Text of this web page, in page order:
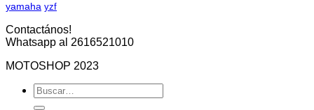
yamaha yzf
Contactános!
Whatsapp al 2616521010
MOTOSHOP 2023
Buscar
por: